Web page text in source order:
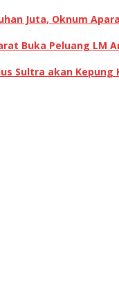
Juta, Oknum
Buka Peluang LM
Sultra akan Kepung